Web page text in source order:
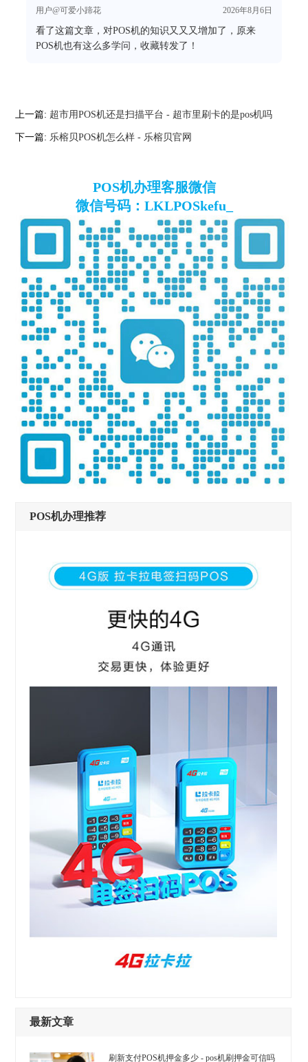
用户@可爱小蹄花 2026年8月6日
看了这篇文章，对POS机的知识又又又增加了，原来
POS机也有这么多学问，收藏转发了！
上一篇: 超市用POS机还是扫描平台 - 超市里刷卡的是pos机吗
下一篇: 乐榕贝POS机怎么样 - 乐榕贝官网
POS机办理客服微信
微信号码：LKLPOSkefu_
POS机办理推荐
最新文章
刷新支付POS机押金多少 - pos机刷押金可信吗